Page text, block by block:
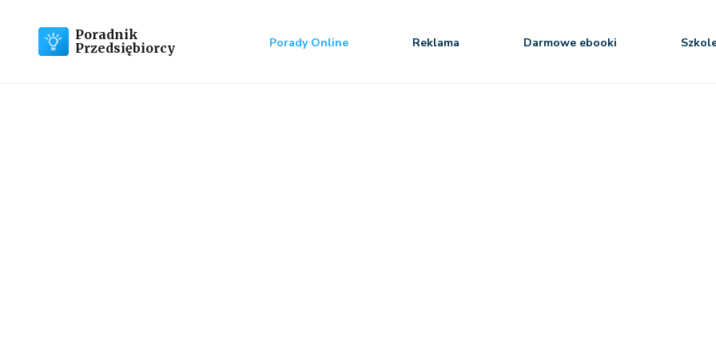
Poradnik
Przedsiębiorcy
Porady Online Reklama Darmowe ebooki